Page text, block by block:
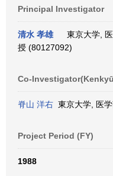
Principal Investigator
清水 孝雄
東京大学,
授 (80127092)
Co-
脊山 洋右 東京大学, 医
Project Period (FY)
1988